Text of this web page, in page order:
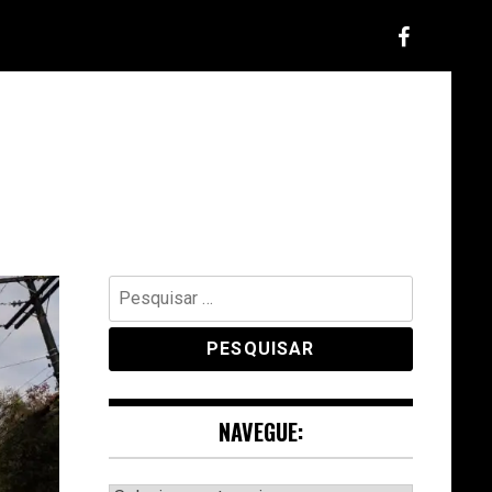
Pesquisar
por:
NAVEGUE: